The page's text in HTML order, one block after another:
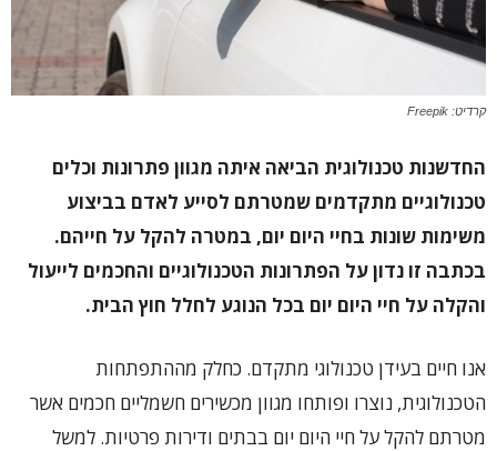
קרדיט: Freepik
החדשנות טכנולוגית הביאה איתה מגוון פתרונות וכלים
טכנולוגיים מתקדמים שמטרתם לסייע לאדם בביצוע
משימות שונות בחיי היום יום, במטרה להקל על חייהם.
בכתבה זו נדון על הפתרונות הטכנולוגיים והחכמים לייעול
והקלה על חיי היום יום בכל הנוגע לחלל חוץ הבית.
אנו חיים בעידן טכנולוגי מתקדם. כחלק מההתפתחות
הטכנולוגית, נוצרו ופותחו מגוון מכשירים חשמליים חכמים אשר
מטרתם להקל על חיי היום יום בבתים ודירות פרטיות. למשל